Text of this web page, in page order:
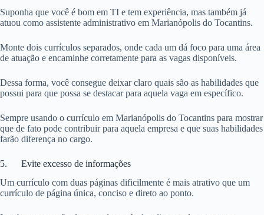
Suponha que você é bom em TI e tem experiência, mas também já
atuou como assistente administrativo em Marianópolis do Tocantins.
Monte dois currículos separados, onde cada um dá foco para uma área
de atuação e encaminhe corretamente para as vagas disponíveis.
Dessa forma, você consegue deixar claro quais são as habilidades que
possui para que possa se destacar para aquela vaga em específico.
Sempre usando o currículo em Marianópolis do Tocantins para mostrar
que de fato pode contribuir para aquela empresa e que suas habilidades
farão diferença no cargo.
5. Evite excesso de informações
Um currículo com duas páginas dificilmente é mais atrativo que um
currículo de página única, conciso e direto ao ponto.